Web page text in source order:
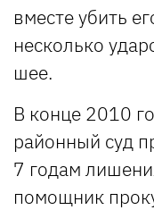
вместе убить
несколько
шее.
В конце 2010
районный суд
7 годам
помощник